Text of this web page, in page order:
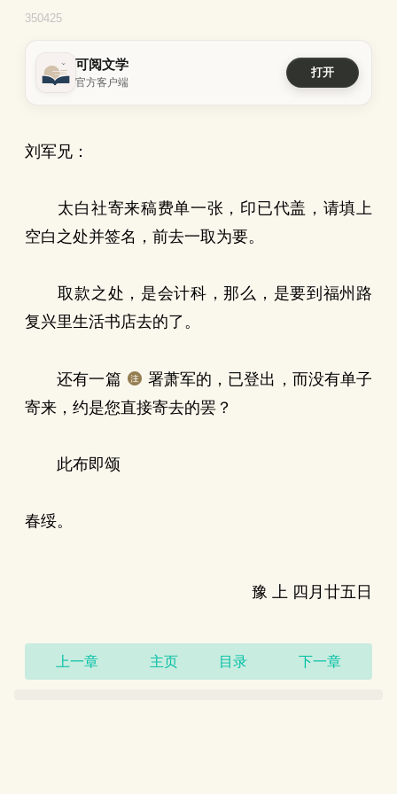
350425
可阅文学
官方客户端
打开
刘军兄：
太白社寄来稿费单一张，印已代盖，请填上
空白之处并签名，前去一取为要。
取款之处，是会计科，那么，是要到福州路
复兴里生活书店去的了。
还有一篇
署萧军的，已登出，而没有单子
寄来，约是您直接寄去的罢？
此布即颂
春绥。
豫 上 四月廿五日
上一章 主页 目录 下一章